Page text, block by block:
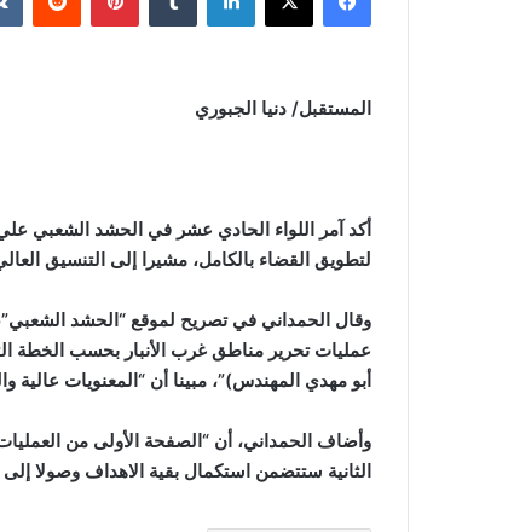
المستقبل/ دنيا الجبوري
أكد آمر اللواء الحادي عشر في الحشد الشعبي
لتطويق القضاء بالكامل، مشيرا إلى التنسيق
وقال الحمداني في تصريح لموقع “الحشد
عمليات تحرير مناطق غرب الأنبار بحسب الخطة
أبو مهدي المهندس)”، مبينا أن “المعنويات عالية
وأضاف الحمداني، أن “الصفحة الأولى من
الثانية ستتضمن استكمال بقية الاهداف وصولا إلى